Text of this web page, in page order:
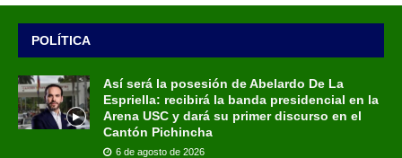
POLÍTICA
Así será la posesión de Abelardo De La
Espriella: recibirá la banda presidencial en la
Arena USC y dará su primer discurso en el
Cantón Pichincha
6 de agosto de 2026